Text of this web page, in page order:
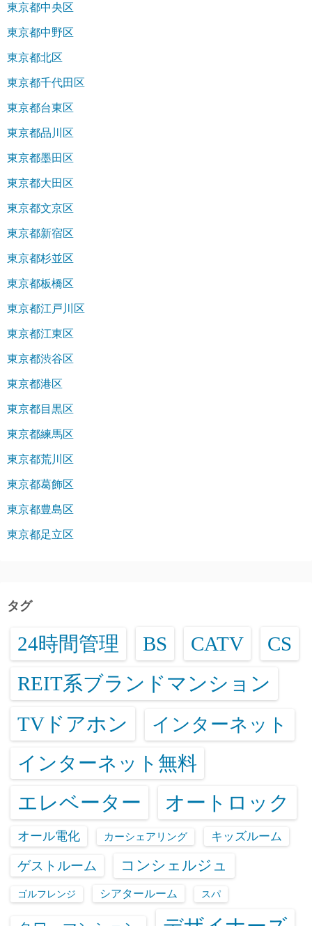
東京都中央区
東京都中野区
東京都北区
東京都千代田区
東京都台東区
東京都品川区
東京都墨田区
東京都大田区
東京都文京区
東京都新宿区
東京都杉並区
東京都板橋区
東京都江戸川区
東京都江東区
東京都渋谷区
東京都港区
東京都目黒区
東京都練馬区
東京都荒川区
東京都葛飾区
東京都豊島区
東京都足立区
タグ
24時間管理 BS CATV CS
REIT系ブランドマンション
TVドアホン インターネット
インターネット無料
エレベーター オートロック
オール電化 カーシェアリング キッズルーム
ゲストルーム コンシェルジュ
ゴルフレンジ シアタールーム スパ